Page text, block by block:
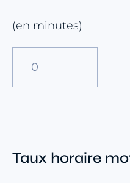
(en minutes)
Taux horaire